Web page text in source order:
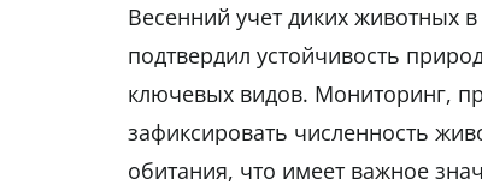
Весенний учет диких животных
подтвердил устойчивость
ключевых видов. Мониторинг,
зафиксировать численность
обитания, что имеет важное